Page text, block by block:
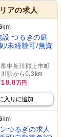
アの求人
km
設 つるぎの庭
/未経験可/無資
中新川郡上市町
駅から0.3km
18.8万円
入り に追加
km
つるぎの求人